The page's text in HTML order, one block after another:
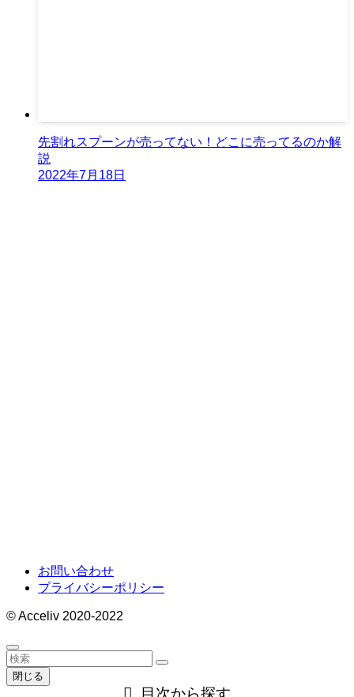
先割れスプーンが売ってない！どこに売ってるのか解
説
2022年7月18日
お問い合わせ
プライバシーポリシー
©Acceliv 2020-2022
閉じる
目次から探す